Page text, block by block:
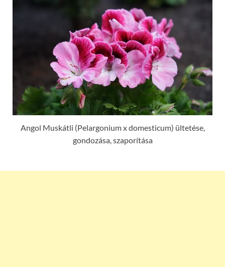
Angol Muskátli (Pelargonium x domesticum) ültetése,
gondozása, szaporítása